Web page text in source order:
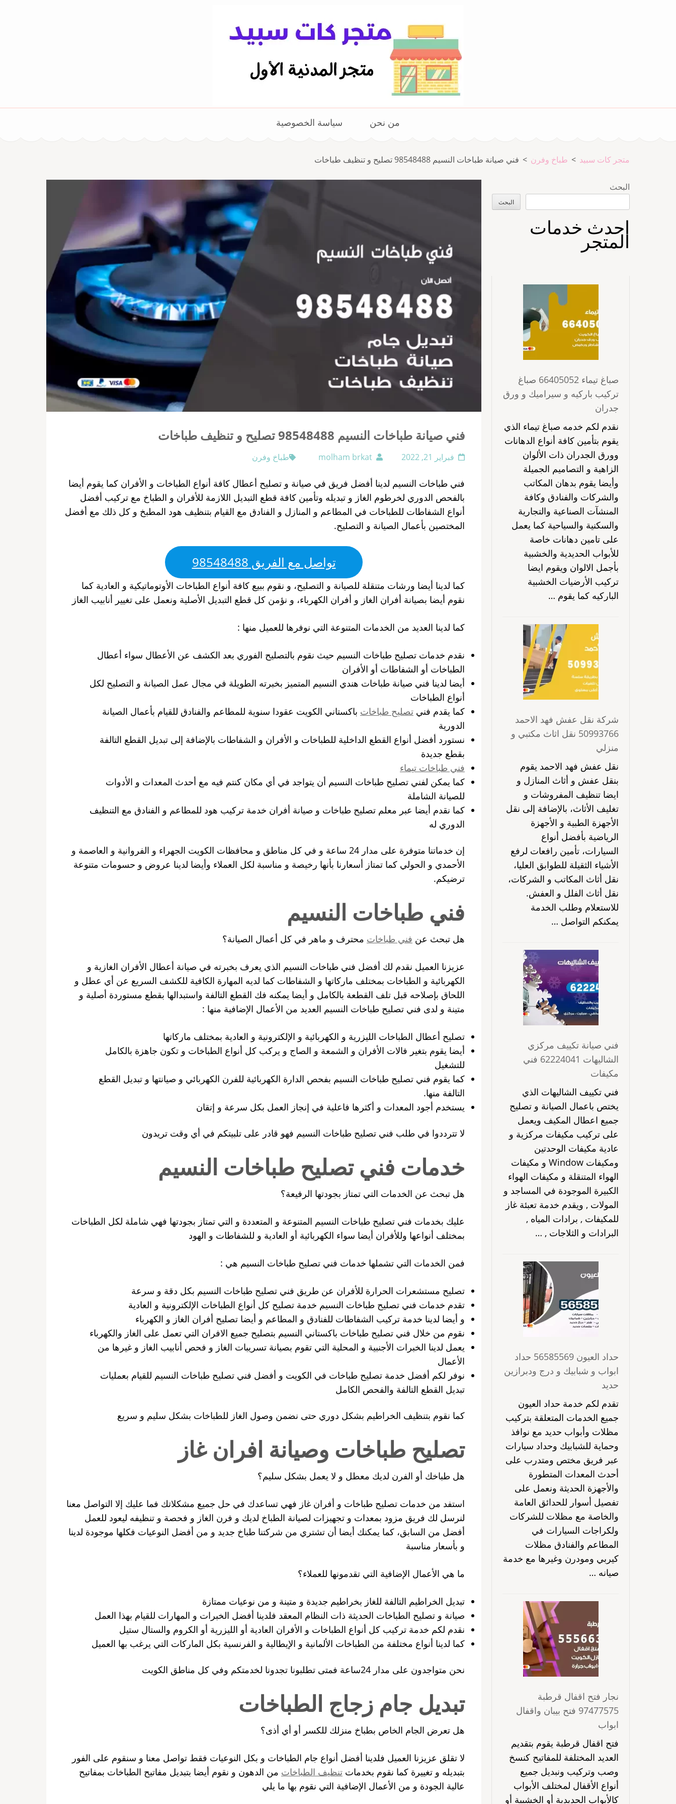
متجر المدينة كات سبيد
من نحن سياسة الخصوصية
متجر كات سبيد > طباخ وفرن > فني صيانة طباخات النسيم 98548488 تصليح و تنظيف طباخات
فني صيانة طباخات النسيم 98548488 تصليح و تنظيف طباخات
فبراير 21, 2022 molham brkat طباخ وفرن
فني طباخات النسيم لدينا أفضل فريق في صيانة و تصليح أعطال كافة أنواع الطباخات و الأفران كما يقوم أيضا
بالفحص الدوري لخرطوم الغاز و تبديله وتأمين كافة قطع التبديل اللازمة للأفران و الطباخ مع تركيب أفضل
أنواع الشفاطات للطباخات في المطاعم و المنازل و الفنادق مع القيام بتنظيف هود المطبخ و كل ذلك مع أفضل
المختصين بأعمال الصيانة و التصليح.
تواصل مع الفريق 98548488
كما لدينا أيضا ورشات متنقلة للصيانة و التصليح، و نقوم ببيع كافة أنواع الطباخات الأوتوماتيكية و العادية كما
نقوم أيضا بصيانة أفران الغاز و أفران الكهرباء، و نؤمن كل قطع التبديل الأصلية ونعمل على تغيير أنابيب الغاز
كما لدينا العديد من الخدمات المتنوعة التي نوفرها للعميل منها :
نقدم خدمات تصليح طباخات النسيم حيث نقوم بالتصليح الفوري بعد الكشف عن الأعطال سواء أعطال
الطباخات أو الشفاطات أو الأفران
أيضا لدينا فني صيانة طباخات هندي النسيم المتميز بخبرته الطويلة في مجال عمل الصيانة و التصليح لكل
أنواع الطباخات
كما يقدم فني تصليح طباخات باكستاني الكويت عقودا سنوية للمطاعم والفنادق للقيام بأعمال الصيانة
الدورية
نستورد أفضل أنواع القطع الداخلية للطباخات و الأفران و الشفاطات بالإضافة إلى تبديل القطع التالفة
بقطع جديدة
فني طباخات تيماء
كما يمكن لفني تصليح طباخات النسيم أن يتواجد في أي مكان كنتم فيه مع أحدث المعدات و الأدوات
للصيانة الشاملة
كما نقدم أيضا عبر معلم تصليح طباخات و صيانة أفران خدمة تركيب هود للمطاعم و الفنادق مع التنظيف
الدوري له
إن خدماتنا متوفرة على مدار 24 ساعة و في كل مناطق و محافظات الكويت الجهراء و الفروانية و العاصمة و
الأحمدي و الحولي كما تمتاز أسعارنا بأنها رخيصة و مناسبة لكل العملاء وأيضا لدينا عروض و حسومات متنوعة
ترضيكم.
فني طباخات النسيم
هل تبحث عن فني طباخات محترف و ماهر في كل أعمال الصيانة؟
عزيزنا العميل نقدم لك أفضل فني طباخات النسيم الذي يعرف بخبرته في صيانة أعطال الأفران الغازية و
الكهربائية و الطباخات بمختلف ماركاتها و الشفاطات كما لديه المهارة الكافية للكشف السريع عن أي عطل و
اللحاق بإصلاحه قبل تلف القطعة بالكامل و أيضا يمكنه فك القطع التالفة واستبدالها بقطع مستوردة أصلية و
متينة و لدى فني تصليح طباخات النسيم العديد من الأعمال الإضافية منها :
تصليح أعطال الطباخات الليزرية و الكهربائية و الإلكترونية و العادية بمختلف ماركاتها
أيضا يقوم بتغير فالات الأفران و الشمعة و الصاج و يركب كل أنواع الطباخات و تكون جاهزة بالكامل
للتشغيل
كما يقوم فني تصليح طباخات النسيم بفحص الدارة الكهربائية للفرن الكهربائي و صيانتها و تبديل القطع
التالفة منها.
يستخدم أجود المعدات و أكثرها فاعلية في إنجاز العمل بكل سرعة و إتقان
لا تترددوا في طلب فني تصليح طباخات النسيم فهو قادر على تلبيتكم في أي وقت تريدون
خدمات فني تصليح طباخات النسيم
هل تبحث عن الخدمات التي تمتاز بجودتها الرفيعة؟
عليك بخدمات فني تصليح طباخات النسيم المتنوعة و المتعددة و التي تمتاز بجودتها فهي شاملة لكل الطباخات
بمختلف أنواعها وللأفران أيضا سواء الكهربائية أو العادية و للشفاطات و الهود
فمن الخدمات التي تشملها خدمات فني تصليح طباخات النسيم هي :
تصليح مستشعرات الحرارة للأفران عن طريق فني تصليح طباخات النسيم بكل دقة و سرعة
تقدم خدمات فني تصليح طباخات النسيم خدمة تصليح كل أنواع الطباخات الإلكترونية و العادية
و أيضا لدينا خدمة تركيب الشفاطات للفنادق و المطاعم و أيضا تصليح أفران الغاز و الكهرباء
نقوم من خلال فني تصليح طباخات باكستاني النسيم بتصليح جميع الافران التي تعمل على الغاز والكهرباء
يعمل لدينا الخبرات الأجنبية و المحلية التي تقوم بصيانة تسريبات الغاز و فحص أنابيب الغاز و غيرها من
الأعمال
نوفر لكم أفضل خدمة تصليح طباخات في الكويت و أفضل فني تصليح طباخات النسيم للقيام بعمليات
تبديل القطع التالفة والفحص الكامل
كما نقوم بتنظيف الخراطيم بشكل دوري حتى نضمن وصول الغاز للطباخات بشكل سليم و سريع
تصليح طباخات وصيانة افران غاز
هل طباخك أو الفرن لديك معطل و لا يعمل بشكل سليم؟
استفد من خدمات تصليح طباخات و أفران غاز فهي تساعدك في حل جميع مشكلاتك فما عليك إلا التواصل معنا
لنرسل لك فريق مزود بمعدات و تجهيزات لصيانة الطباخ لديك و فرن الغاز و فحصة و تنظيفه ليعود للعمل
أفضل من السابق، كما يمكنك أيضا أن تشتري من شركتنا طباخ جديد و من أفضل النوعيات فكلها موجودة لدينا
و بأسعار مناسبة
ما هي الأعمال الإضافية التي تقدمونها للعملاء؟
تبديل الخراطيم التالفة للغاز بخراطيم جديدة و متينة و من نوعيات ممتازة
صيانة و تصليح الطباخات الحديثة ذات النظام المعقد فلدينا أفضل الخبرات و المهارات للقيام بهذا العمل
نقدم لكم خدمة تركيب كل أنواع الطباخات و الأفران العادية أو الليزرية أو الكروم والستال ستيل
كما لدينا أنواع مختلفة من الطباخات الألمانية و الإيطالية و الفرنسية بكل الماركات التي يرغب بها العميل
نحن متواجدون على مدار 24ساعة فمتى تطلبونا تجدونا لخدمتكم وفي كل مناطق الكويت
تبديل جام زجاج الطباخات
هل تعرض الجام الخاص بطباخ منزلك للكسر أو أي أذى؟
لا تقلق عزيزنا العميل فلدينا أفضل أنواع جام الطباخات و بكل النوعيات فقط تواصل معنا و سنقوم على الفور
بتبديله و تغييرة كما نقوم بخدمات تنظيف الطباخات من الدهون و نقوم أيضا بتبديل مفاتيح الطباخات بمفاتيح
عالية الجودة و من الأعمال الإضافية التي نقوم بها ما يلي
البحث
البحث
احدث خدمات
المتجر
صباغ تيماء 66405052 صباغ
تركيب باركيه و سيراميك و ورق
جدران
نقدم لكم خدمه صباغ تيماء الذي
يقوم بتأمين كافة أنواع الدهانات
وورق الجدران ذات الألوان
الزاهية و التصاميم الجميلة
وأيضا يقوم بدهان المكاتب
والشركات والفنادق وكافة
المنشآت الصناعية والتجارية
والسكنية والسياحية كما يعمل
على تامين دهانات خاصة
للأبواب الحديدية والخشبية
بأجمل الالوان ويقوم ايضا
تركيب الأرضيات الخشبية
الباركيه كما يقوم …
شركة نقل عفش فهد الاحمد
50993766 نقل اثاث مكتبي و
منزلي
نقل عفش فهد الاحمد يقوم
بنقل عفش و أثاث المنازل و
ايضا تنظيف المفروشات و
تغليف الأثاث، بالإضافة إلى نقل
الأجهزة الطبية و الأجهزة
الرياضية بأفضل أنواع
السيارات، تأمين رافعات لرفع
الأشياء الثقيلة للطوابق العليا،
نقل أثاث المكاتب و الشركات،
نقل أثاث الفلل و العفش.
للاستعلام وطلب الخدمة
يمكنكم التواصل …
فني صيانة تكييف مركزي
الشاليهات 62224041 فني
مكيفات
فني تكييف الشاليهات الذي
يختص باعمال الصيانة و تصليح
جميع اعطال المكيف ويعمل
على تركيب مكيفات مركزية و
عادية مكيفات الوحدتين
ومكيفات Window و مكيفات
الهواء المتنقلة و مكيفات الهواء
الكبيرة الموجودة في المساجد و
المولات , ويقدم خدمة تعبئة غاز
للمكيفات , برادات المياه ,
البرادات و الثلاجات , …
حداد العيون 56585569 حداد
ابواب و شبابيك و درج ودبرازين
حديد
تقدم لكم خدمة حداد العيون
جميع الخدمات المتعلقة بتركيب
مظلات وأبواب حديد مع نوافذ
وحماية للشبابيك وحداد سيارات
عبر فريق مختص ومتدرب على
أحدث المعدات المتطورة
والأجهزة الحديثة ونعمل على
تفصيل أسوار للحدائق العامة
والخاصة مع مظلات للشركات
ولكراجات السيارات في
المطاعم والفنادق مظلات
كيربي ومودرن وغيرها مع خدمة
صيانه …
نجار فتح اقفال قرطبة
97477575 فتح بيبان واقفال
ابواب
فتح اقفال قرطبة يقوم بتقديم
العديد المختلفة للمفاتيح كنسخ
وصب وتركيب ونبديل جميع
أنواع الأقفال لمختلف الأبواب
كالأبواب الحديدية أو الخشبية أو